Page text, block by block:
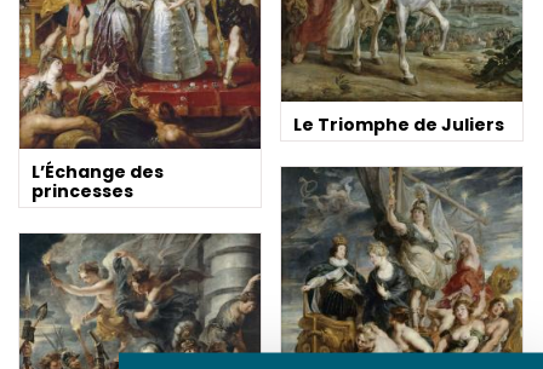
Le Triomphe de Juliers
L’Échange des
princesses